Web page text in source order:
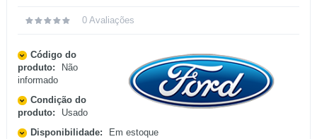
0 Avaliações
Código do
produto:
Não
informado
Condição do
produto:
Usado
Disponibilidade:
Em estoque